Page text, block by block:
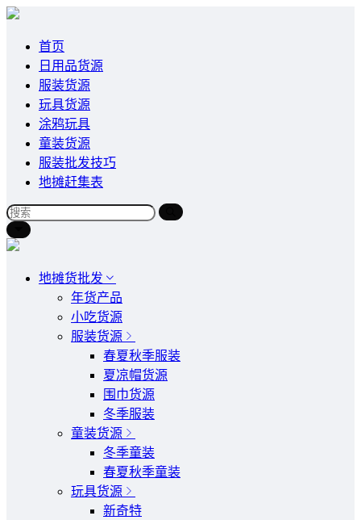
首页
日用品货源
服装货源
玩具货源
涂鸦玩具
童装货源
服装批发技巧
地摊赶集表
地摊货批发
年货产品
小吃货源
服装货源
春夏秋季服装
夏凉帽货源
围巾货源
冬季服装
童装货源
冬季童装
春夏秋季童装
玩具货源
新奇特